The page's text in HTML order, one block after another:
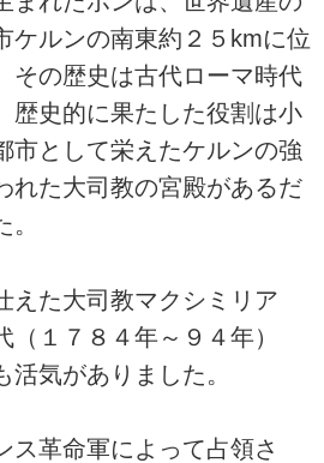
ケルンの南東約２５kmに位
その歴史は古代ローマ時代
歴史的に果たした役割は小
市として栄えたケルンの強
れた大司教の宮殿があるだ
えた大司教マクシミリア
（１７８４年～９４年）
気がありました。
ス革命軍によって占領さ